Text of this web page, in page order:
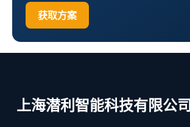
获取方案
上海潜利智能科技有限公司